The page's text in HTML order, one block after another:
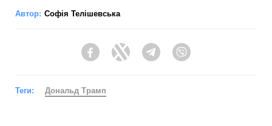
Автор: Софія Телішевська
FacebookTwitter Telegram
Теги: Дональд Трамп